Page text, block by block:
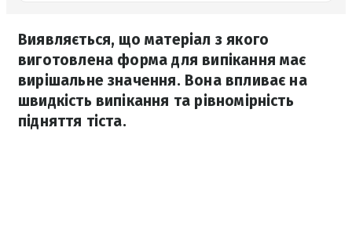
Виявляється, що матеріал з якого
виготовлена форма для випікання має
вирішальне значення. Вона впливає на
швидкість випікання та рівномірність
підняття тіста.